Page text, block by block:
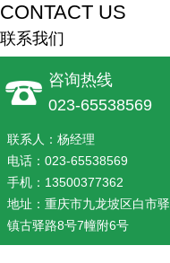
CONTACT US
联系我们
咨询热线
023-65538569
联系人：杨经理
电话：023-65538569
手机：13500377362
地址：重庆市九龙坡区白市驿
镇古驿路8号7幢附6号